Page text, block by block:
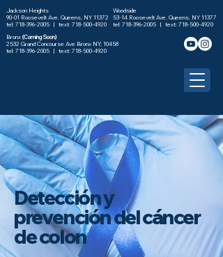
Jackson Heights
90-01 Roosevelt Ave. Queens, NY 11372
tel: 718-396-2005 | text: 718-500-4920
Woodside
53-14 Roosevelt Ave. Queens, NY 11377
tel: 718-396-2005 | text: 718-500-4920
Bronx (Coming Soon)
2532 Grand Concourse Ave Bronx NY, 10458
tel: 718-396-2005 | text: 718-500-4920
Detección y
prevención del cáncer
de colon